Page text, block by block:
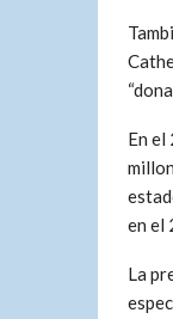
En el
en el
La